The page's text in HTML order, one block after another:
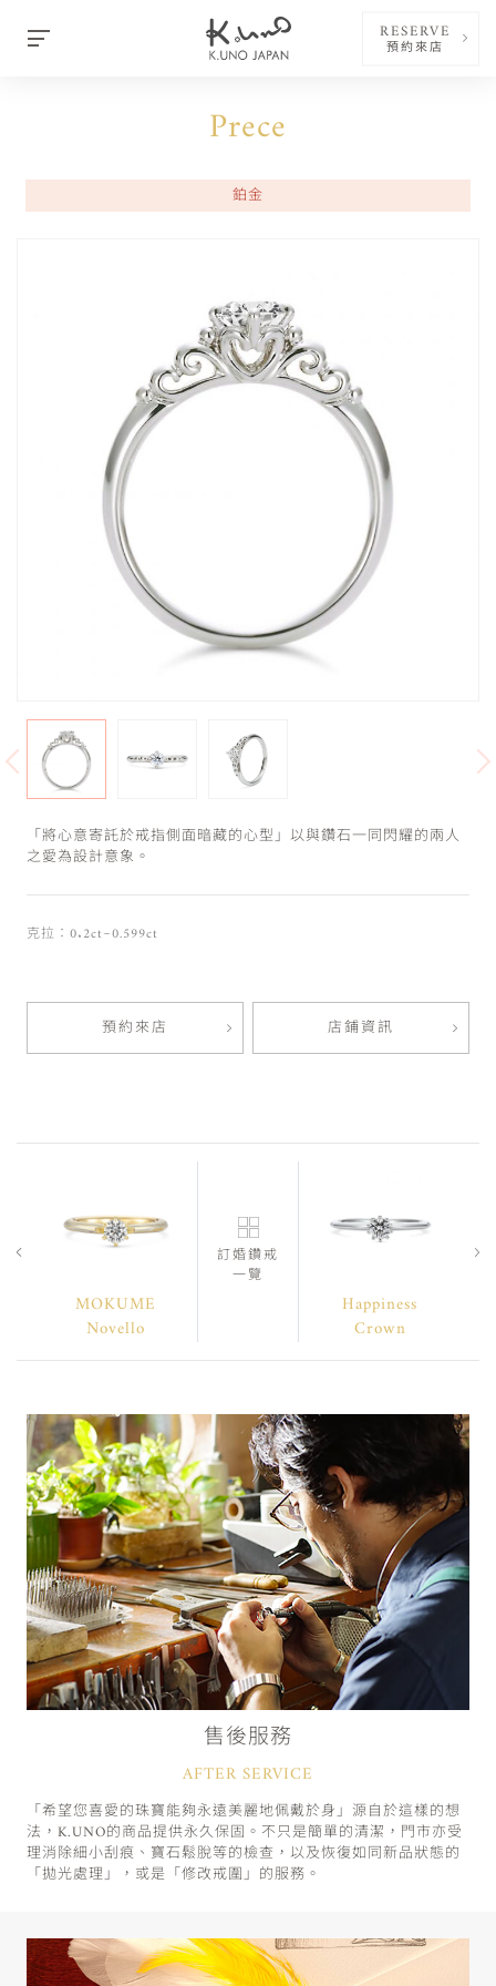
RESERVE
預約來店
Prece
鉑金
「將心意寄託於戒指側面暗藏的心型」以與鑽石一同閃耀的兩人
之愛為設計意象。
克拉：0.2ct~0.599ct
預約來店 店鋪資訊
MOKUME
Novello
訂婚鑽戒
一覽
Happiness
Crown
售後服務
AFTER SERVICE
「希望您喜愛的珠寶能夠永遠美麗地佩戴於身」源自於這樣的想
法，K.UNO的商品提供永久保固。不只是簡單的清潔，門市亦受
理消除細小刮痕、寶石鬆脫等的檢查，以及恢復如同新品狀態的
「拋光處理」，或是「修改戒圍」的服務。